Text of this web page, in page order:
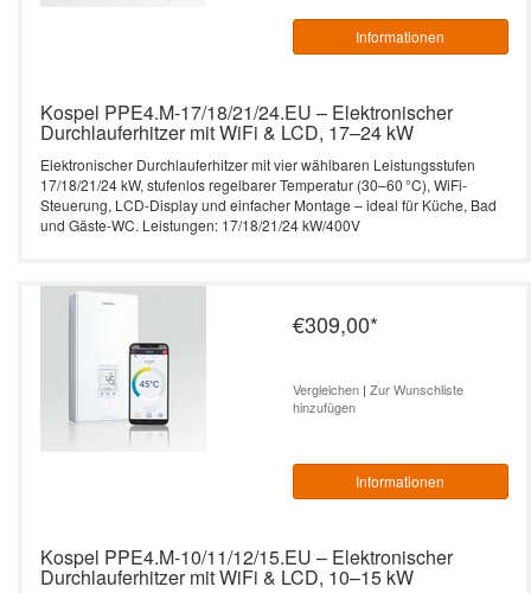
Informationen
Kospel PPE4.M-17/18/21/24.EU – Elektronischer
Durchlauferhitzer mit WiFi & LCD, 17–24 kW
Elektronischer Durchlauferhitzer mit vier wählbaren Leistungsstufen
17/18/21/24 kW, stufenlos regelbarer Temperatur (30–60 °C), WiFi-
Steuerung, LCD-Display und einfacher Montage – ideal für Küche, Bad
und Gäste-WC. Leistungen: 17/18/21/24 kW/400V
€309,00*
Vergleichen| Zur Wunschliste
hinzufügen
Informationen
Kospel PPE4.M-10/11/12/15.EU – Elektronischer
Durchlauferhitzer mit WiFi & LCD, 10–15 kW